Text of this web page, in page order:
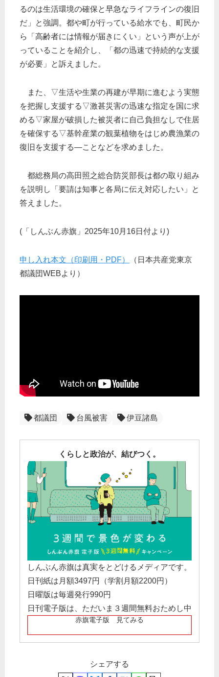
るのは生活環境の確保と早急なライフラインの復旧
だ」と強調。都や町が行っている給水でも、町民か
ら「高齢者には情報が届きにくい」という声が上が
っていることを紹介し、「都の迅速で持続的な支援
が必要」と訴えました。
また、▽生活や生業の再建が早期に進むよう実態
を把握し支援する▽激甚災害の迅速な指定を国に求
める▽家屋が破損した被災者に自己負担なしで住居
を確保する▽基幹産業の観葉植物をはじめ農漁業の
復旧を支援する―ことなどを求めました。
都総務局の高田照之総合防災部長は都の取り組み
を説明し「要請は知事と各局に伝え対応したい」と
答えました。
(「しんぶん赤旗」2025年10月16日付より)
申し入れ本文（印刷用・PDF）
（日本共産党東京
都議団WEBより）
都議団 台風被害 伊豆諸島
くらしと政治が、結びつく。
しんぶん赤旗は真実をとどけるメディアです。
日刊紙は月額3497円（学割月額2200円）
日曜版は毎週発行990円
日刊電子版は、ただいま３週間無料おためし中
赤旗電子版 見てみる
シェアする